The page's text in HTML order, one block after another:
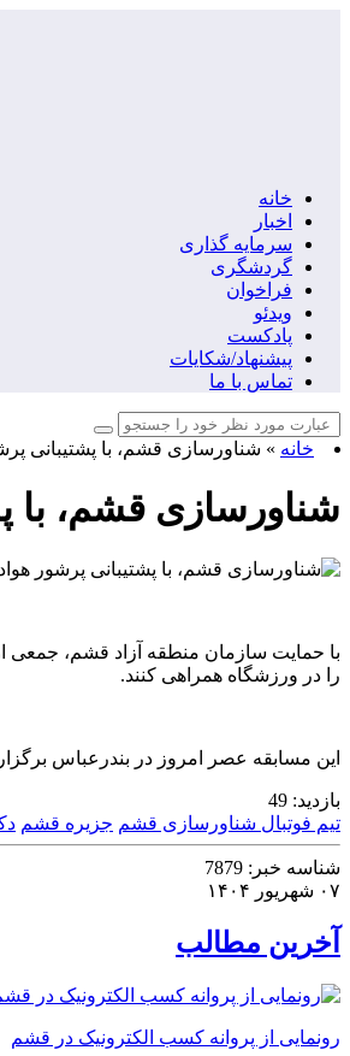
خانه
اخبار
سرمایه گذاری
گردشگری
فراخوان
ویدئو
پادکست
پیشنهاد/شکایات
تماس با ما
خانه » شناورسازی قشم، با پشتیبانی
شناورسازی قشم، با
با حمایت سازمان منطقه آزاد قشم، جمعی از
را در ورزشگاه همراهی کنند.
این مسابقه عصر امروز در بندرعباس
بازدید: 49
تیم فوتبال شناورسازی قشم جزیره قشم
شناسه خبر:
۰۷ شهریور ۱۴۰۴
آخرین مطالب
رونمایی از پروانه کسب الکترونیک در قشم